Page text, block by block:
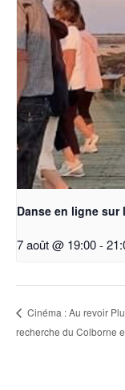
Danse en ligne sur
7 août @ 19:00-
Cinéma : Au revoir
recherche du Colborne